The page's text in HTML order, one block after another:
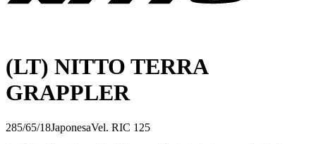
(LT) NITTO TERRA
GRAPPLER
285/65/18JaponesaVel. RIC 125